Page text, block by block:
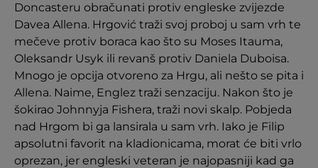
Doncasteru obračunati protiv engleske zvijezde
Davea Allena. Hrgović traži svoj proboj u sam vrh te
mečeve protiv boraca kao što su Moses Itauma,
Oleksandr Usyk ili revanš protiv Daniela Duboisa.
Mnogo je opcija otvoreno za Hrgu, ali nešto se pita i
Allena. Naime, Englez traži senzaciju. Nakon što je
šokirao Johnnyja Fishera, traži novi skalp. Pobjeda
nad Hrgom bi ga lansirala u sam vrh. Iako je Filip
apsolutni favorit na kladionicama, morat će biti vrlo
oprezan, jer engleski veteran je najopasniji kad ga